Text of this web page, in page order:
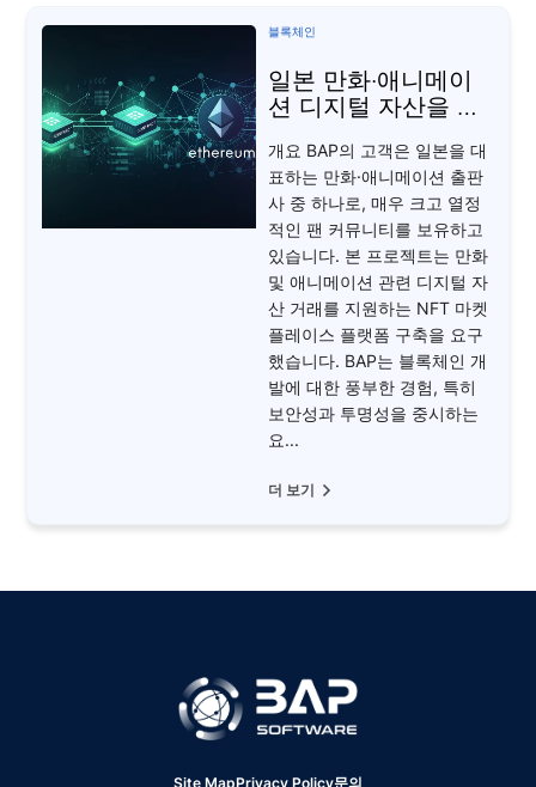
블록체인
일본 만화·애니메이
션 디지털 자산을 위
스
개요 BAP의 고객은 일본을 대
표하는 만화·애니메이션 출판
사 중 하나로, 매우 크고 열정
적인 팬 커뮤니티를 보유하고
있습니다. 본 프로젝트는 만화
및 애니메이션 관련 디지털 자
산 거래를 지원하는 NFT 마켓
플레이스 플랫폼 구축을 요구
했습니다. BAP는 블록체인 개
발에 대한 풍부한 경험, 특히
보안성과 투명성을 중시하는
요...
더 보기
Site MapPrivacy Policy문의